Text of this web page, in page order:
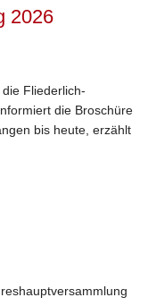
Fliederlich-
die Broschüre
bis heute, erzählt